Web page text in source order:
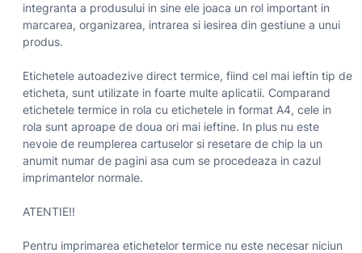
integranta a produsului in sine ele joaca un rol important in
marcarea, organizarea, intrarea si iesirea din gestiune a unui
produs.
Etichetele autoadezive direct termice, fiind cel mai ieftin tip de
eticheta, sunt utilizate in foarte multe aplicatii. Comparand
etichetele termice in rola cu etichetele in format A4, cele in
rola sunt aproape de doua ori mai ieftine. In plus nu este
nevoie de reumplerea cartuselor si resetare de chip la un
anumit numar de pagini asa cum se procedeaza in cazul
imprimantelor normale.
ATENTIE!!
Pentru imprimarea etichetelor termice nu este necesar niciun